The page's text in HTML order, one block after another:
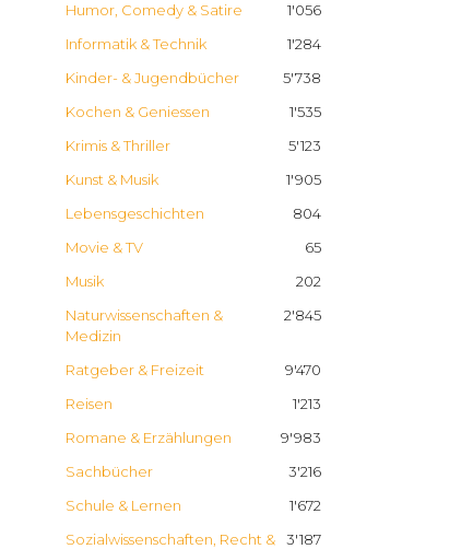
1'056
Humor, Comedy & Satire
1'284
Informatik & Technik
5'738
Kinder- & Jugendbücher
1'535
Kochen & Geniessen
5'123
Krimis & Thriller
1'905
Kunst & Musik
804
Lebensgeschichten
65
Movie & TV
202
Musik
2'845
Naturwissenschaften &
Medizin
9'470
Ratgeber & Freizeit
1'213
Reisen
9'983
Romane & Erzählungen
3'216
Sachbücher
1'672
Schule & Lernen
3'187
Sozialwissenschaften, Recht &